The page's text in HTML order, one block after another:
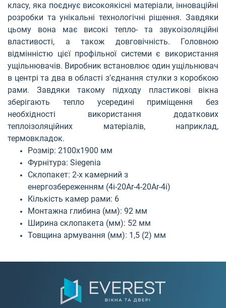
класу, яка поєднує високоякісні матеріали, інноваційні
розробки та унікальні технологічні рішення. Завдяки
цьому вона має високі тепло- та звукоізоляційні
властивості, а також довговічність. Головною
відмінністю цієї профільної системи є використання
ущільнювачів. Виробник встановлює один ущільнювач
в центрі та два в області з'єднання стулки з коробкою
рами. Завдяки такому підходу пластикові вікна
зберігають тепло усередині приміщення без
необхідності використання додаткових
теплоізоляційних матеріалів, наприклад,
термовкладок.
Розмір: 2100х1900 мм
Фурнітура: Siegenia
Склопакет: 2-х камерний з
енергозбереженням (4і-20Ar-4-20Ar-4i)
Кількість камер рами: 6
Монтажна глибина (мм): 92 мм
Ширина склопакета (мм): 52 мм
Товщина армування (мм): 1,5 (2) мм